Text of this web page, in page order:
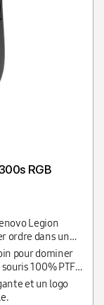
RGB
Legion
ordre dans un
pour dominer
100% PTFE,
de micro-
et un logo